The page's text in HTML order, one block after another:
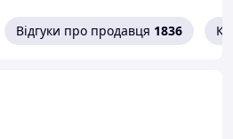
Відгуки про продавця 1836